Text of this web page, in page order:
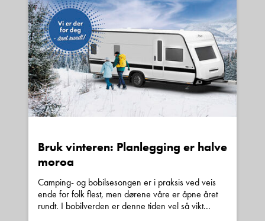
Denne siden er beskyttet av reCAPTCHA og Google
Personvernerklæringog Vilkår for bruker gjeldende.
Kontakt avdeling
Bruk vinteren: Planlegging er halve
moroa
Camping- og bobilsesongen er i praksis ved veis
ende for folk flest, men dørene våre er åpne året
rundt. I bobilverden er denne tiden vel så vikt...